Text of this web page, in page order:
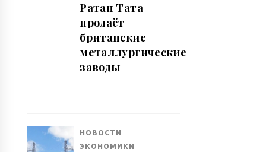
Ратан Тата
продаёт
британские
металлургические
заводы
НОВОСТИ
ЭКОНОМИКИ